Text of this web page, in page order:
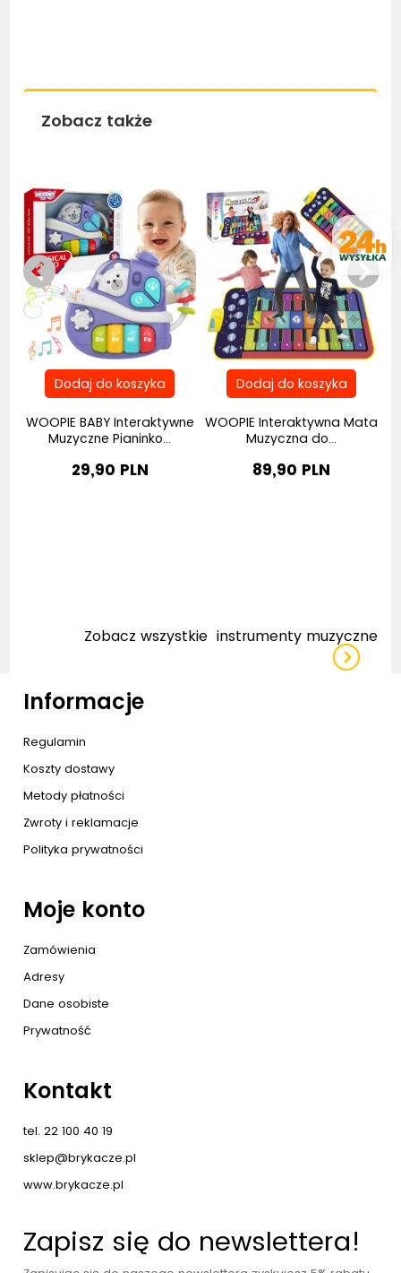
Zobacz także
WOOPIE BABY Interaktywne
Muzyczne Pianinko...
29,90 PLN
WOOPIE Interaktywna Mata
Muzyczna do...
89,90 PLN
Zobacz wszystkie instrumenty muzyczne
Informacje
Regulamin
Koszty dostawy
Metody płatności
Zwroty i reklamacje
Polityka prywatności
Moje konto
Zamówienia
Adresy
Dane osobiste
Prywatność
Kontakt
tel. 22 100 40 19
sklep@brykacze.pl
www.brykacze.pl
Zapisz się do newslettera!